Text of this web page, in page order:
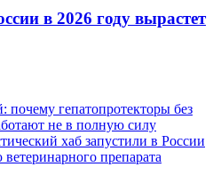
в 2026 году вырастет
гепатопротекторы без
не в полную силу
хаб запустили в России
препарата